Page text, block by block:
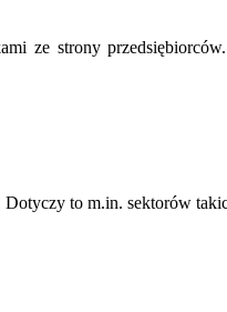
ze strony
to m.in. sektorów